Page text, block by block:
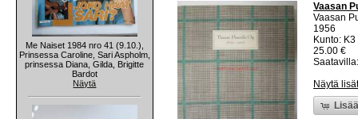
Me Naiset 1984 nro 41 (9.10.),
Prinsessa Caroline, Sari Aspholm,
prinsessa Diana, Gilda, Brigitte
Bardot
Näytä
Vaasan
Vaasan
1956
Kunto:
25.00 €
Näytä